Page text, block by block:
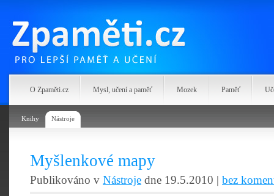
Zpaměti.cz
O Zpaměti.cz Mysl, učení a paměť Mozek Paměť
Knihy Nástroje
Myšlenkové mapy
Publikováno v Nástroje dne 19.5.2010 | bez